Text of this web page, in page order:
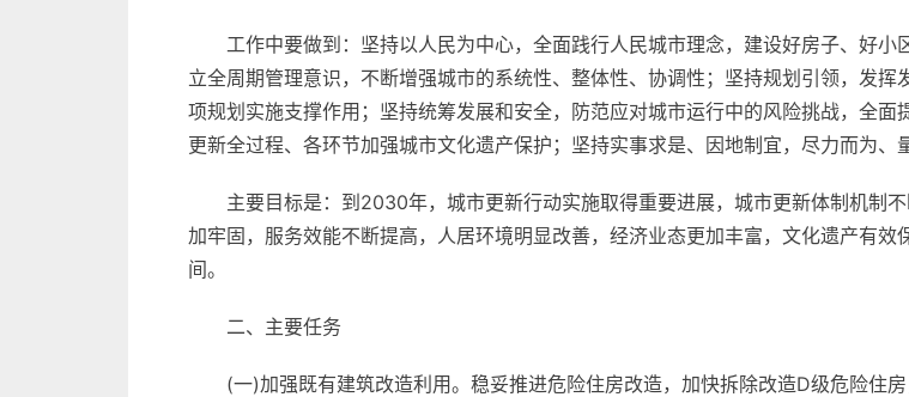
工作中要做到：坚持以人民为中心，全面践行人民城市理念，建设好房子、好
立全周期管理意识，不断增强城市的系统性、整体性、协调性；坚持规划引领，发
项规划实施支撑作用；坚持统筹发展和安全，防范应对城市运行中的风险挑战，全
更新全过程、各环节加强城市文化遗产保护；坚持实事求是、因地制宜，尽力而为、
主要目标是：到2030年，城市更新行动实施取得重要进展，城市更新体制机制
加牢固，服务效能不断提高，人居环境明显改善，经济业态更加丰富，文化遗产有
间。
二、主要任务
(一)加强既有建筑改造利用。稳妥推进危险住房改造，加快拆除改造D级危险住